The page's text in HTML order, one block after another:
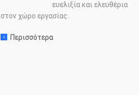
ευελιξία και ελευθέρια
στον χώρο εργασίας.
Περισσότερα